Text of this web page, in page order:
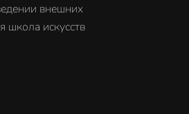
внешних
искусств